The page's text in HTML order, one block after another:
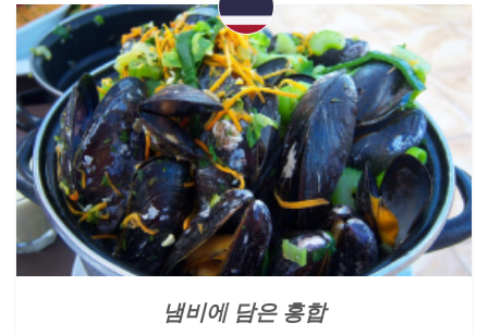
냄비에 담은 홍합